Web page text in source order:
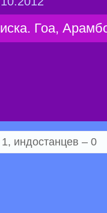
Гоа,
индостанцев – 0